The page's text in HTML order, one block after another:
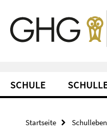
Service-Navigation
SCHULE
Startseite Schulleben